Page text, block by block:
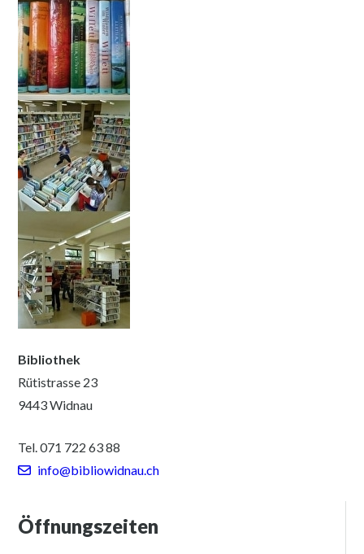
Bibliothek
Rütistrasse 23
9443 Widnau
Tel. 071 722 63 88
info@bibliowidnau.ch
Öffnungszeiten